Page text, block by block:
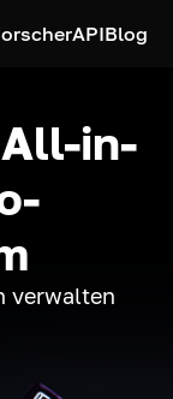
APIBlog
in-
verwalten